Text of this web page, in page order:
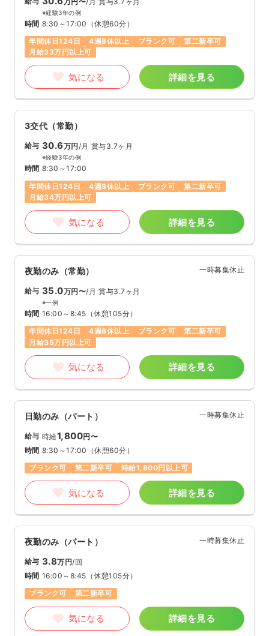
※経験3年の例
時間 8:30～17:00 （休憩60分）
年間休日124日
4週8休以上 ブランク可
第二新卒可
月給33万円以上可
気になる 詳細を見る
3交代（常勤）
給与 30.6万円/月 賞与3.7ヶ月
※経験3年の例
時間 8:30～17:00
年間休日124日
4週8休以上 ブランク可
第二新卒可
月給34万円以上可
気になる 詳細を見る
夜勤のみ（常勤） 一時募集休止
給与 35.0万円〜/月 賞与3.7ヶ月
※一例
時間 16:00～8:45 （休憩105分）
年間休日124日
4週8休以上 ブランク可
第二新卒可
月給35万円以上可
気になる 詳細を見る
日勤のみ（パート） 一時募集休止
給与 時給1,800円〜
時間 8:30～17:00 （休憩60分）
ブランク可
第二新卒可 時給1,800円以上可
気になる 詳細を見る
夜勤のみ（パート） 一時募集休止
給与 3.8万円/回
時間 16:00～8:45 （休憩105分）
ブランク可
第二新卒可
気になる 詳細を見る